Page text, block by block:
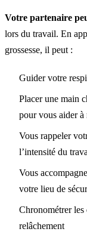
Votre partenaire
lors du travail. En
grossesse, il peut :
Guider votre
Placer une main
pour vous aider à
Vous rappeler
l’intensité du
Vous
votre lieu de
Chronométrer les
relâchement